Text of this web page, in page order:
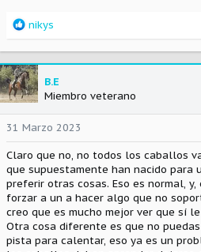
R
a
c
c
i
n
e
s
:
nikys
B.E
Miembro veterano
31 Marzo 2023
Claro que no, no todos los caballos
que supuestamente han nacido para
preferir otras cosas. Eso es normal,
forzar a un a hacer algo que no
creo que es mucho mejor ver que sí
Otra cosa diferente es que no
pista para calentar, eso ya es un